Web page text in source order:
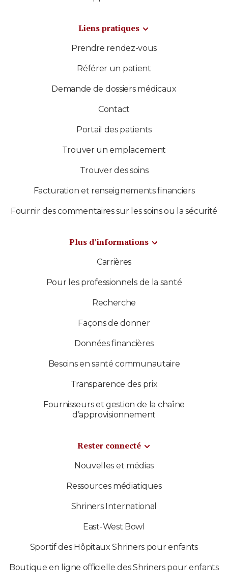
Liens pratiques
Prendre rendez-vous
Référer un patient
Demande de dossiers médicaux
Contact
Portail des patients
Trouver un emplacement
Trouver des soins
Facturation et renseignements financiers
Fournir des commentaires sur les soins ou la sécurité
Plus d’informations
Carrières
Pour les professionnels de la santé
Recherche
Façons de donner
Données financières
Besoins en santé communautaire
Transparence des prix
Fournisseurs et gestion de la chaîne
d’approvisionnement
Rester connecté
Nouvelles et médias
Ressources médiatiques
Shriners International
East-West Bowl
Sportif des Hôpitaux Shriners pour enfants
Boutique en ligne officielle des Shriners pour enfants